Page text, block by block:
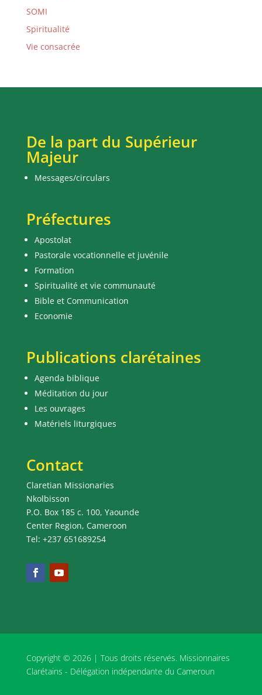
SOMI
Spiritualité
Vie consacrée
De la part du Supérieur
Majeur
Messages/circulars
Préfectures
Apostolat
Pastorale vocationnelle et juvénile
Formation
Spiritualité et vie communauté
Bible et Communication
Economie
Publications clarétaines
Agenda biblique
Méditation du jour
Les ouvrages
Matériels liturgiques
Contact
Claretian Missionaries
Nkolbisson
P.O. Box 185 c. 100, Yaounde
Center Region, Cameroon
Tel: +237 651689254
Copyright © 2026 | Tous droits réservés. Missionnaires
Clarétains - Délégation indépendante du Cameroun